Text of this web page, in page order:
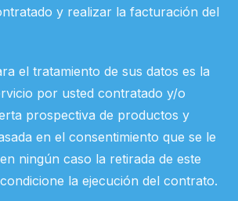
y realizar la facturación del
el tratamiento de sus datos es la
por usted contratado y/o
prospectiva de productos y
en el consentimiento que se le
ningún caso la retirada de este
la ejecución del contrato.